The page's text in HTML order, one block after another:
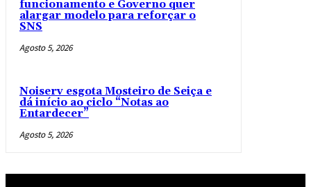
funcionamento e Governo quer
alargar modelo para reforçar o
SNS
Agosto 5, 2026
Noiserv esgota Mosteiro de Seiça e
dá início ao ciclo “Notas ao
Entardecer”
Agosto 5, 2026